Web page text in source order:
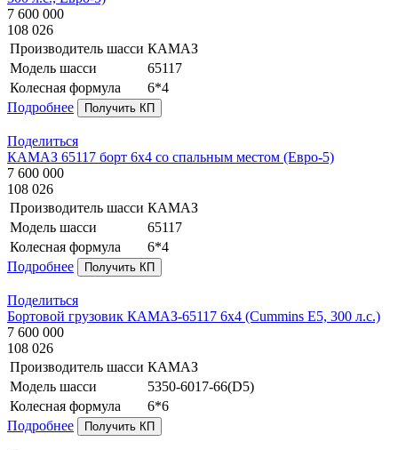
7 600 000
108 026
Производитель шасси КАМАЗ
Модель шасси
65117
Колесная формула
6*4
Подробнее
Получить КП
Поделиться
КАМАЗ 65117 борт 6х4 со спальным местом (Евро-5)
7 600 000
108 026
Производитель шасси КАМАЗ
Модель шасси
65117
Колесная формула
6*4
Подробнее
Получить КП
Поделиться
Бортовой грузовик КАМАЗ-65117 6х4 (Cummins E5, 300 л.с.)
7 600 000
108 026
Производитель шасси КАМАЗ
Модель шасси
5350-6017-66(D5)
Колесная формула
6*6
Подробнее
Получить КП